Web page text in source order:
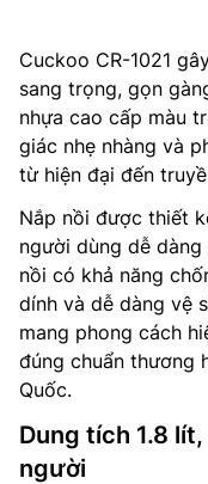
Cuckoo CR-1021
sang trọng, gọn
nhựa cao cấp màu
giác nhẹ nhàng và
từ hiện đại đến
Nắp nồi được thiết
người dùng dễ
nồi có khả năng
dính và dễ dàng vệ
mang phong cách
đúng chuẩn thương
Quốc.
Dung tích 1.8
người